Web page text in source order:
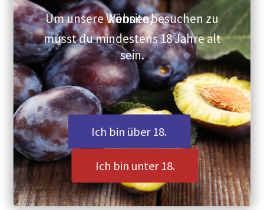
bevor Sie einwilligen.
Unser Standort
allPlum GmbH
Suedwestkorso 30
14197 Berlin
GERMANY
Tel.: +49 30 4705 9872
Kontakt: info@allplum.com
Registergericht: Berlin Charlottenburg,
HRB Nr. 191 521
Geschäftsführer: Oliver Noack
Homepagebetreiber: allPlum GmbH
Um unsere Website besuchen zu können,
musst du mindestens 18 Jahre alt
sein.
Ich bin über 18.
Ich bin unter 18.